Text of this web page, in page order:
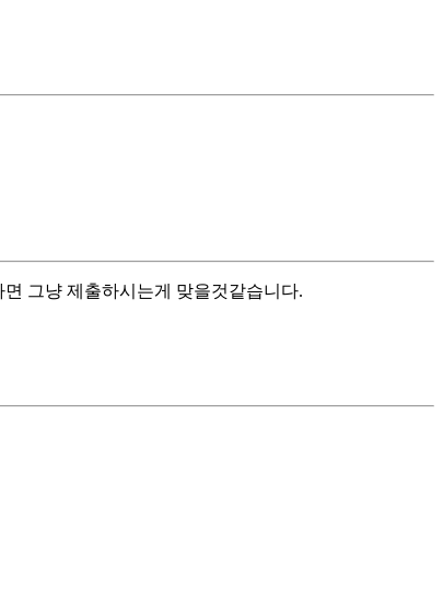
그냥 제출하시는게 맞을것같습니다.